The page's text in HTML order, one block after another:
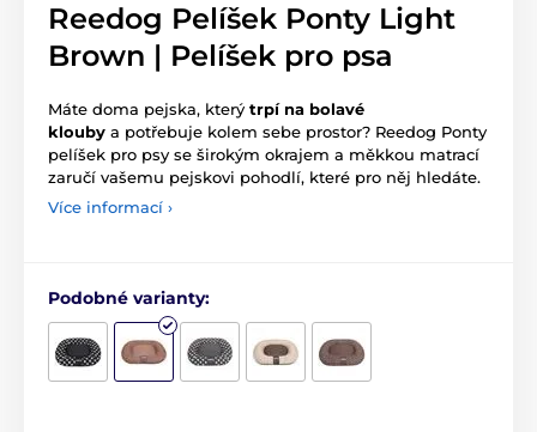
Reedog Pelíšek Ponty Light
Brown | Pelíšek pro psa
Máte doma pejska, který trpí na bolavé
klouby a potřebuje kolem sebe prostor? Reedog Ponty
pelíšek pro psy se širokým okrajem a měkkou matrací
zaručí vašemu pejskovi pohodlí, které pro něj hledáte.
Více informací ›
Podobné varianty: